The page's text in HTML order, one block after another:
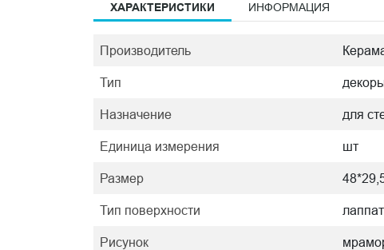
ХАРАКТЕРИСТИКИ ИНФОРМАЦИЯ
Производитель
Тип
Назначение для
Единица измерения шт
Размер
Тип поверхности
Рисунок